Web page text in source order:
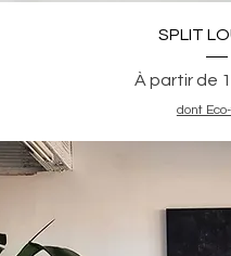
Aperçu
SPLIT
À partir de
Prix
dont